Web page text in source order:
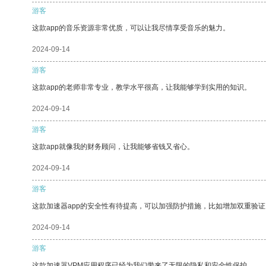
游客
这款app的音乐资源非常优质，可以让我尽情享受音乐的魅力。
2024-09-14
游客
这款app的老师非常专业，教学水平很高，让我能够学到实用的知识。
2024-09-14
游客
这款app就像我的财务顾问，让我能够省钱又省心。
2024-09-14
游客
这款加速器app的安全性有待提高，可以加强防护措施，比如增加双重验
2024-09-14
游客